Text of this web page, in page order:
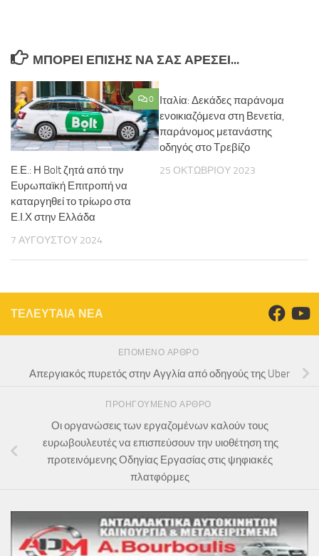
ΜΠΟΡΕΊ ΕΠΊΣΗΣ ΝΑ ΣΑΣ ΑΡΈΣΕΙ...
0
Ε.Ε.: Η Bolt ζητά από την
Ευρωπαϊκή Επιτροπή να
καταργηθεί το τρίωρο στα
Ε.Ι.Χ στην Ελλάδα
7 ΑΥΓΟΎΣΤΟΥ 2024
Ιταλία: Δεκάδες παράνομα
ενοικιαζόμενα στη Βενετία,
παράνομος μετανάστης
οδηγός στο Τρεβίζο
25 ΟΚΤΩΒΡΊΟΥ 2023
ΤΕΛΕΥΤΑΙΑ ΝΕΑ
ΕΠΌΜΕΝΟ ΆΡΘΡΟ
Απεργιακός πυρετός στην Αγγλία από οδηγούς της Uber
ΠΡΟΗΓΟΎΜΕΝΟ ΆΡΘΡΟ
Οι οργανώσεις των εργαζομένων καλούν τους
ευρωβουλευτές να επισπεύσουν την υιοθέτηση της
προτεινόμενης Οδηγίας Εργασίας στις ψηφιακές
πλατφόρμες